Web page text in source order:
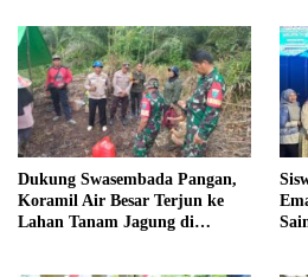
Dukung Swasembada Pangan,
Koramil Air Besar Terjun ke
Lahan Tanam Jagung di